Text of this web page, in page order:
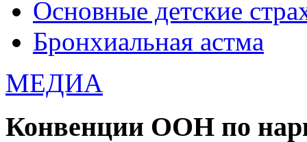
Основные детские
Бронхиальная астма
МЕДИА
Конвенции ООН по